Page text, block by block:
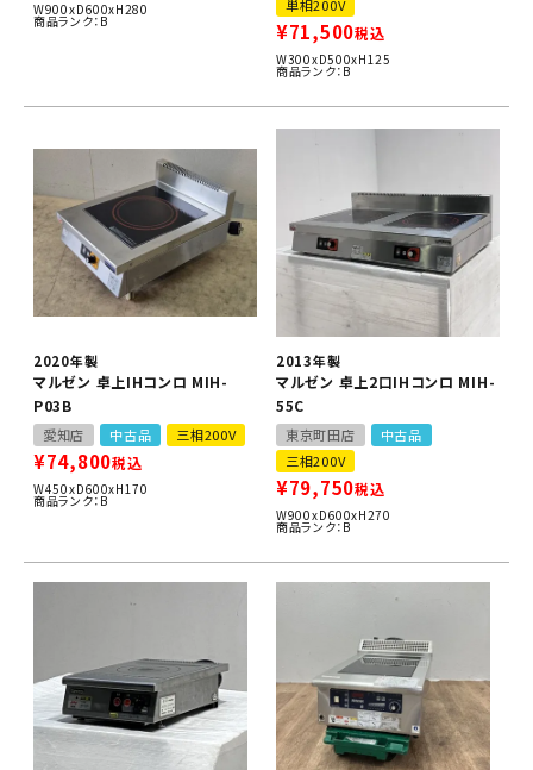
W900xD600xH280
商品ランク：B
単相200V
¥71,500税込
W300xD500xH125
商品ランク：B
2020年製
マルゼン 卓上IHコンロ MIH-
P03B
愛知店 中古品 三相200V
¥74,800税込
W450xD600xH170
商品ランク：B
2013年製
マルゼン 卓上2口IHコンロ MIH-
55C
東京町田店
中古品
三相200V
¥79,750税込
W900xD600xH270
商品ランク：B